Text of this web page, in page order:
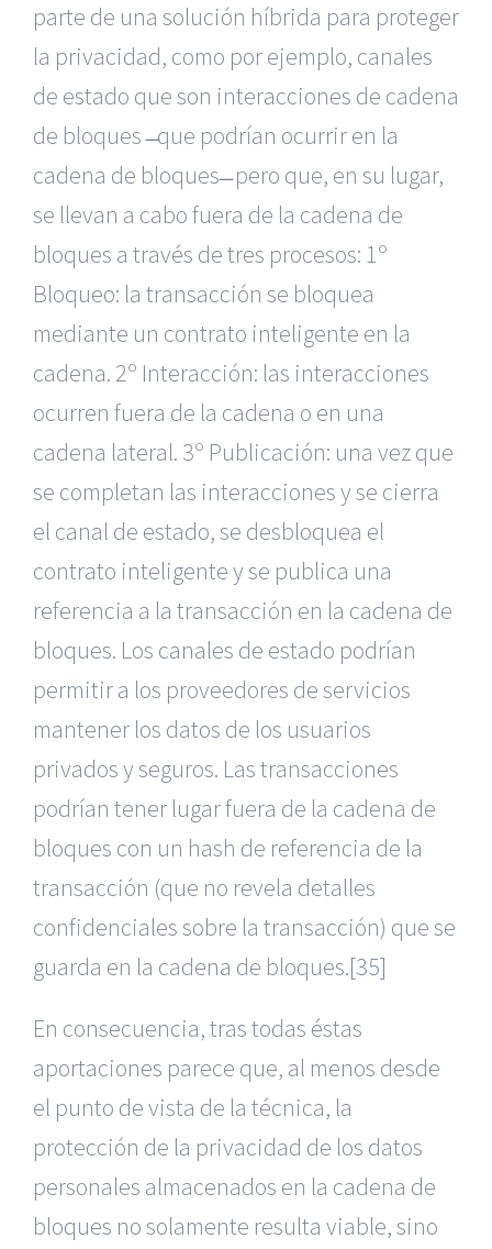
parte de una solución híbrida para proteger
la privacidad, como por ejemplo, canales
de estado que son interacciones de cadena
de bloques ̶ que podrían ocurrir en la
cadena de bloques ̶ pero que, en su lugar,
se llevan a cabo fuera de la cadena de
bloques a través de tres procesos: 1º
Bloqueo: la transacción se bloquea
mediante un contrato inteligente en la
cadena. 2º Interacción: las interacciones
ocurren fuera de la cadena o en una
cadena lateral. 3º Publicación: una vez que
se completan las interacciones y se cierra
el canal de estado, se desbloquea el
contrato inteligente y se publica una
referencia a la transacción en la cadena de
bloques. Los canales de estado podrían
permitir a los proveedores de servicios
mantener los datos de los usuarios
privados y seguros. Las transacciones
podrían tener lugar fuera de la cadena de
bloques con un hash de referencia de la
transacción (que no revela detalles
confidenciales sobre la transacción) que se
guarda en la cadena de bloques.[35]
En consecuencia, tras todas éstas
aportaciones parece que, al menos desde
el punto de vista de la técnica, la
protección de la privacidad de los datos
personales almacenados en la cadena de
bloques no solamente resulta viable, sino